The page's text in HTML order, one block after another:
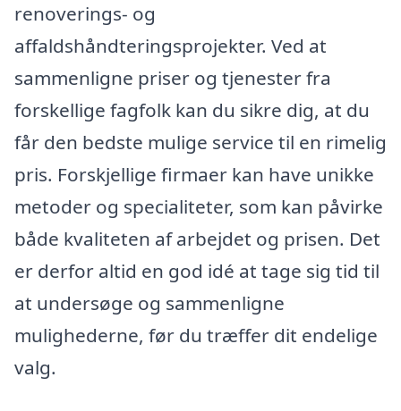
renoverings- og
affaldshåndteringsprojekter. Ved at
sammenligne priser og tjenester fra
forskellige fagfolk kan du sikre dig, at du
får den bedste mulige service til en rimelig
pris. Forskjellige firmaer kan have unikke
metoder og specialiteter, som kan påvirke
både kvaliteten af arbejdet og prisen. Det
er derfor altid en god idé at tage sig tid til
at undersøge og sammenligne
mulighederne, før du træffer dit endelige
valg.